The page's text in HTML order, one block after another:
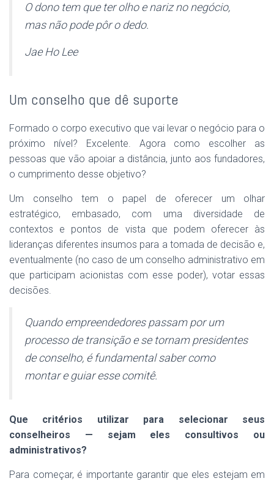
O dono tem que ter olho e nariz no negócio,
mas não pode pôr o dedo.
Jae Ho Lee
Um conselho que dê suporte
Formado o corpo executivo que vai levar o negócio para o
próximo nível? Excelente. Agora como escolher as
pessoas que vão apoiar a distância, junto aos fundadores,
o cumprimento desse objetivo?
Um conselho tem o papel de oferecer um olhar
estratégico, embasado, com uma diversidade de
contextos e pontos de vista que podem oferecer às
lideranças diferentes insumos para a tomada de decisão e,
eventualmente (no caso de um conselho administrativo em
que participam acionistas com esse poder), votar essas
decisões.
Quando empreendedores passam por um
processo de transição e se tornam presidentes
de conselho, é fundamental saber como
montar e guiar esse comitê.
Que critérios utilizar para selecionar seus
conselheiros — sejam eles consultivos ou
administrativos?
Para começar, é importante garantir que eles estejam em